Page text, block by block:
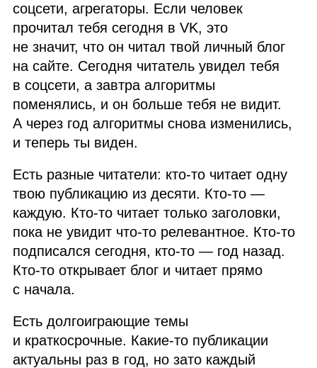
соцсети, агрегаторы. Если человек
прочитал тебя сегодня в VK, это
не значит, что он читал твой личный блог
на сайте. Сегодня читатель увидел тебя
в соцсети, а завтра алгоритмы
поменялись, и он больше тебя не видит.
А через год алгоритмы снова изменились,
и теперь ты виден.
Есть разные читатели: кто‑то читает одну
твою публикацию из десяти. Кто‑то —
каждую. Кто‑то читает только заголовки,
пока не увидит что‑то релевантное. Кто‑то
подписался сегодня, кто‑то — год назад.
Кто‑то открывает блог и читает прямо
с начала.
Есть долгоиграющие темы
и краткосрочные. Какие‑то публикации
актуальны раз в год, но зато каждый